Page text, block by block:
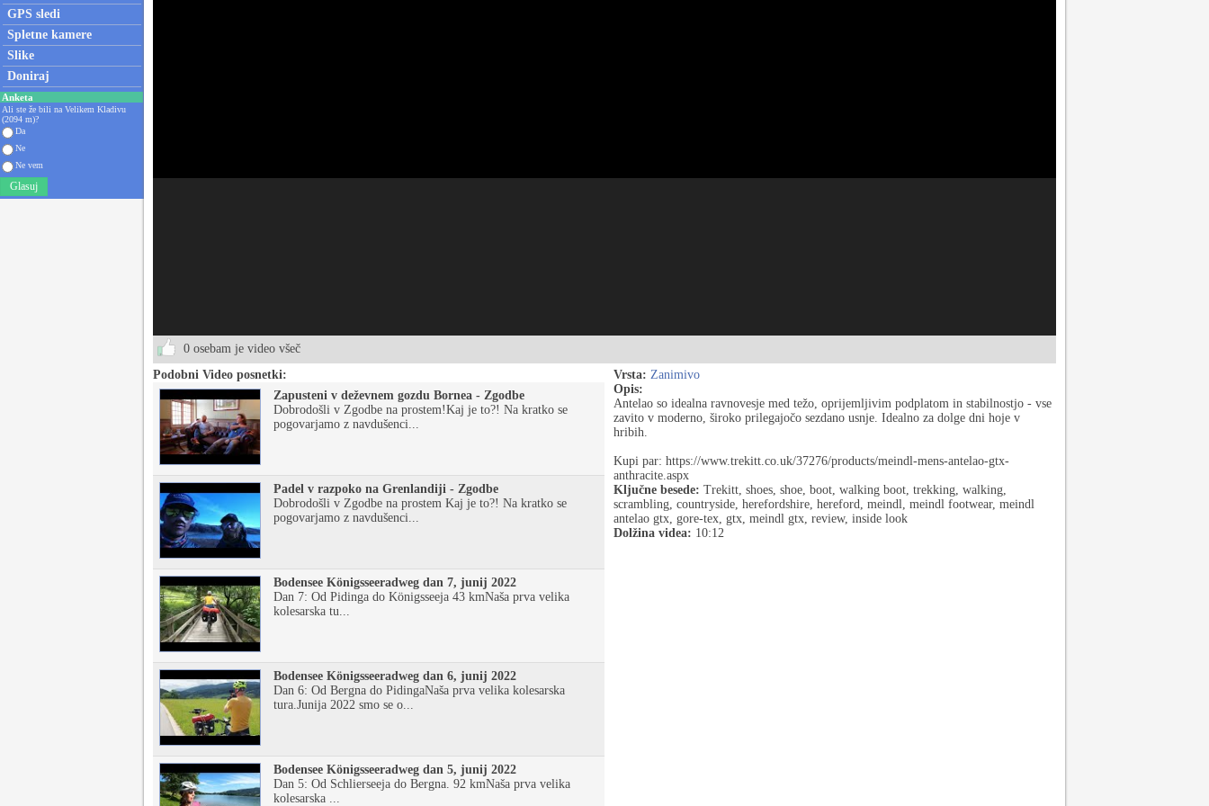
GPS sledi
Spletne kamere
Slike
Doniraj
Anketa
Ali ste že bili na Velikem Kladivu
(2094 m)?
Da
Ne
Ne vem
Glasuj
0 osebam je video všeč
Podobni Video posnetki:
Zapusteni v deževnem gozdu Bornea - Zgodbe
Dobrodošli v Zgodbe na prostem!Kaj je to?! Na kratko se
pogovarjamo z navdušenci...
Padel v razpoko na Grenlandiji - Zgodbe
Dobrodošli v Zgodbe na prostem Kaj je to?! Na kratko se
pogovarjamo z navdušenci...
Bodensee Königsseeradweg dan 7, junij 2022
Dan 7: Od Pidinga do Königsseeja 43 kmNaša prva velika
kolesarska tu...
Bodensee Königsseeradweg dan 6, junij 2022
Dan 6: Od Bergna do PidingaNaša prva velika kolesarska
tura.Junija 2022 smo se o...
Bodensee Königsseeradweg dan 5, junij 2022
Dan 5: Od Schlierseeja do Bergna. 92 kmNaša prva velika
kolesarska ...
Vrsta: Zanimivo
Opis:
Antelao so idealna ravnovesje med težo, oprijemljivim podplatom in stabilnostjo - vse
zavito v moderno, široko prilegajočo sezdano usnje. Idealno za dolge dni hoje v
hribih.
Kupi par: https://www.trekitt.co.uk/37276/products/meindl-mens-antelao-gtx-
anthracite.aspx
Ključne besede: Trekitt, shoes, shoe, boot, walking boot, trekking, walking,
scrambling, countryside, herefordshire, hereford, meindl, meindl footwear, meindl
antelao gtx, gore-tex, gtx, meindl gtx, review, inside look
Dolžina videa: 10:12